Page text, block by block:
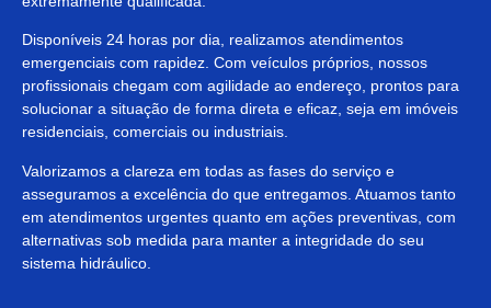
Disponíveis 24 horas por dia, realizamos atendimentos
emergenciais com rapidez. Com veículos próprios, nossos
profissionais chegam com agilidade ao endereço, prontos para
solucionar a situação de forma direta e eficaz, seja em imóveis
residenciais, comerciais ou industriais.
Valorizamos a clareza em todas as fases do serviço e
asseguramos a excelência do que entregamos. Atuamos tanto
em atendimentos urgentes quanto em ações preventivas, com
alternativas sob medida para manter a integridade do seu
sistema hidráulico.